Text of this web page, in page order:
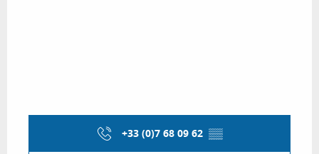
+33 (0)7 68 09 62 ▒▒